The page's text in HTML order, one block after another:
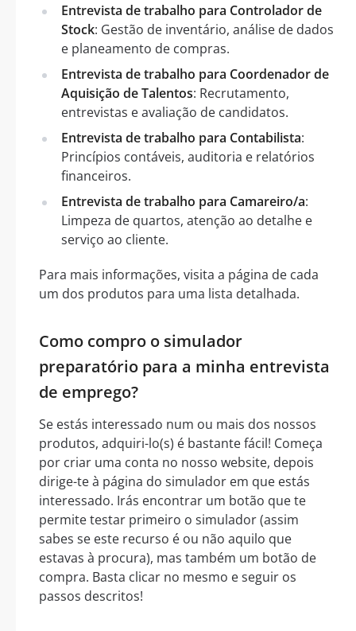
Entrevista de trabalho para Controlador de
Stock: Gestão de inventário, análise de dados
e planeamento de compras.
Entrevista de trabalho para Coordenador de
Aquisição de Talentos: Recrutamento,
entrevistas e avaliação de candidatos.
Entrevista de trabalho para Contabilista:
Princípios contáveis, auditoria e relatórios
financeiros.
Entrevista de trabalho para Camareiro/a:
Limpeza de quartos, atenção ao detalhe e
serviço ao cliente.
Para mais informações, visita a página de cada
um dos produtos para uma lista detalhada.
Como compro o simulador
preparatório para a minha entrevista
de emprego?
Se estás interessado num ou mais dos nossos
produtos, adquiri-lo(s) é bastante fácil! Começa
por criar uma conta no nosso website, depois
dirige-te à página do simulador em que estás
interessado. Irás encontrar um botão que te
permite testar primeiro o simulador (assim
sabes se este recurso é ou não aquilo que
estavas à procura), mas também um botão de
compra. Basta clicar no mesmo e seguir os
passos descritos!